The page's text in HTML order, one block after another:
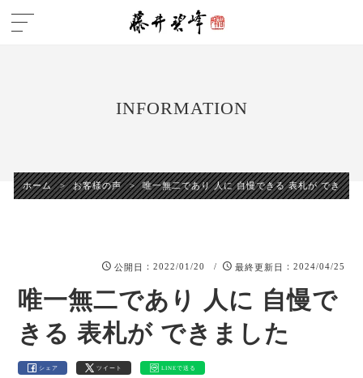
INFORMATION
ホーム > お客様の声 > 唯一無二であり 人に 自慢できる 表札が できまし
公開日 ：2022/01/20 / 最終更新日 ：2024/04/25
唯一無二であり 人に 自慢で
きる 表札が できました
シェア ツイート LINEで送る